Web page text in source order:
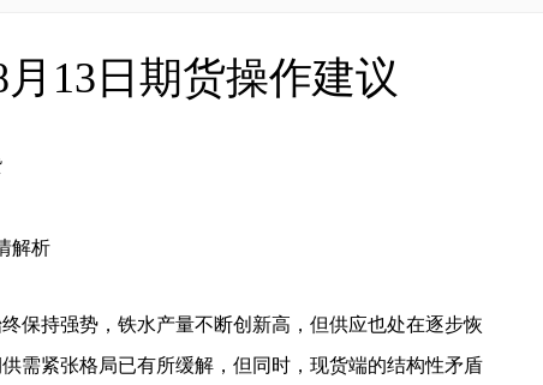
13日期货操作建议
解析
保持强势，铁水产量不断创新高，但供应也处在逐步恢
需紧张格局已有所缓解，但同时，现货端的结构性矛盾